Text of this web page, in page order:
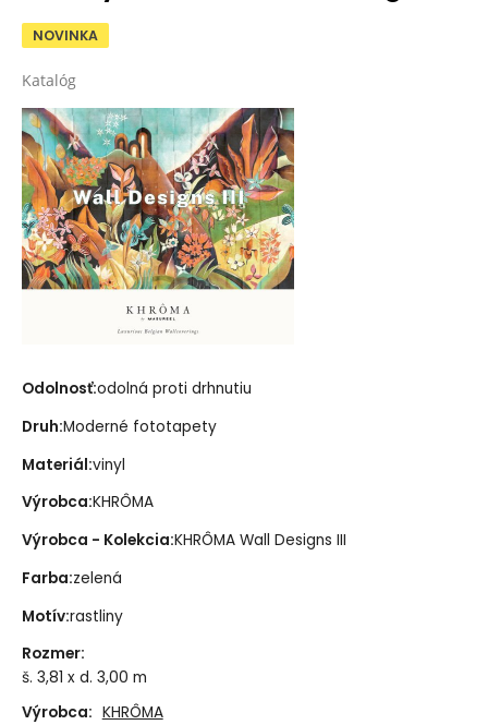
NOVINKA
Katalóg
Odolnosť:odolná proti drhnutiu
Druh:Moderné fototapety
Materiál:vinyl
Výrobca:KHRÔMA
Výrobca - Kolekcia:KHRÔMA Wall Designs III
Farba:zelená
Motív:rastliny
Rozmer:
š. 3,81 x d. 3,00 m
Výrobca: KHRÔMA